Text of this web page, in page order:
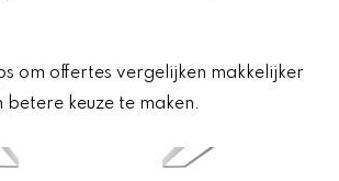
om offertes vergelijken makkelijker
betere keuze te maken.